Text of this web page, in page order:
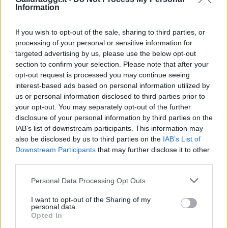
Information
If you wish to opt-out of the sale, sharing to third parties, or
processing of your personal or sensitive information for
targeted advertising by us, please use the below opt-out
section to confirm your selection. Please note that after your
opt-out request is processed you may continue seeing
interest-based ads based on personal information utilized by
us or personal information disclosed to third parties prior to
your opt-out. You may separately opt-out of the further
disclosure of your personal information by third parties on the
IAB’s list of downstream participants. This information may
also be disclosed by us to third parties on the IAB’s List of
Downstream Participants that may further disclose it to other
Please note that this website/app uses one or more Google
not limited to your visit or usage behaviour. You may click to
grant or deny consent to Google and its third-party tags to
use your data for below specified purposes in below Google
Personal Data Processing Opt Outs
I want to opt-out of the Sharing of my
personal data.
Opted In
fine agosto
Aggius conquista la classifica delle mete più
amate dell’estate 2026
Nuovi posti auto in via La Marmora, parcheggio
provvisorio a La Maddalena
Allarme truffe a Berchidda, falsi incaricati
bussano alle porte
al Molo Brin è un successo